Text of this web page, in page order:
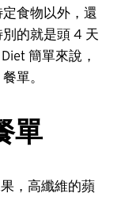
食物以外，還
的就是頭 4 天
簡單來說，
單。
單
，高纖維的蘋